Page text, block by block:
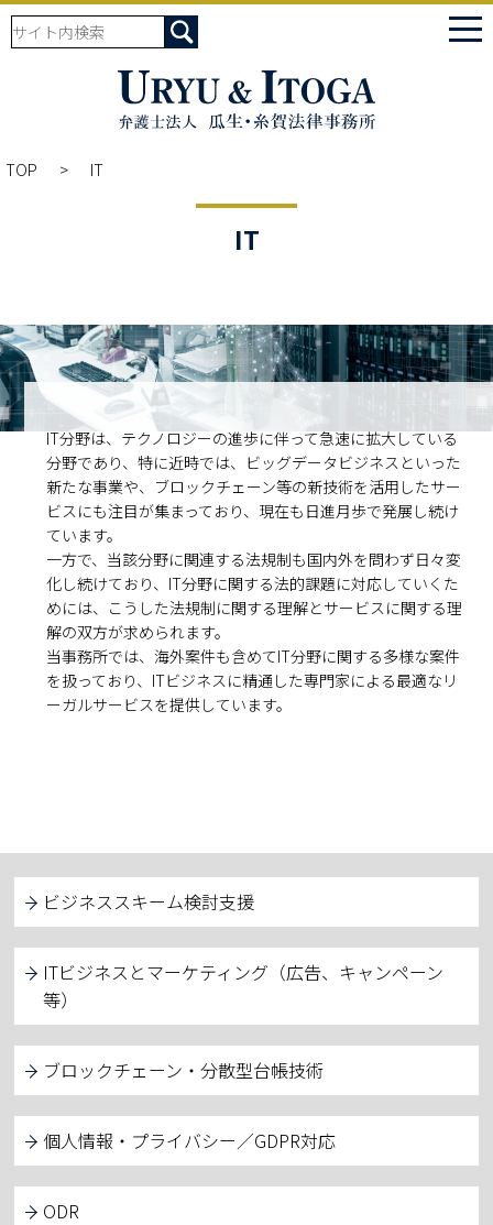
TOP IT
IT
IT分野は、テクノロジーの進歩に伴って急速に拡大している
分野であり、特に近時では、ビッグデータビジネスといった
新たな事業や、ブロックチェーン等の新技術を活用したサー
ビスにも注目が集まっており、現在も日進月歩で発展し続け
ています。
一方で、当該分野に関連する法規制も国内外を問わず日々変
化し続けており、IT分野に関する法的課題に対応していくた
めには、こうした法規制に関する理解とサービスに関する理
解の双方が求められます。
当事務所では、海外案件も含めてIT分野に関する多様な案件
を扱っており、ITビジネスに精通した専門家による最適なリ
ーガルサービスを提供しています。
ビジネススキーム検討支援
ITビジネスとマーケティング（広告、キャンペーン
等）
ブロックチェーン・分散型台帳技術
個人情報・プライバシー／GDPR対応
ODR